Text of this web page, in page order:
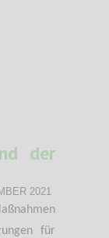
der
2021
für